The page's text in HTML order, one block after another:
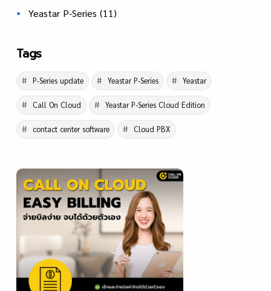
Yeastar P-Series (11)
Tags
P-Series update Yeastar P-Series Yeastar
Call On Cloud Yeastar P-Series Cloud Edition
contact center software Cloud PBX